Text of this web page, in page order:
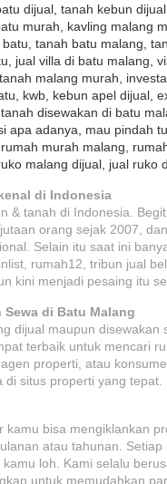
dijual, tanah kebun
murah, kavling malang
tanah batu malang,
jual villa di batu malang,
malang murah,
kwb, kebun apel dijual,
disewakan di batu
adanya, mau pindah
murah malang,
malang dijual, jual ruko
di Indonesia
& tanah di Indonesia.
orang sejak 2007,
Selain itu saat ini
rumah12, tribun jual
kini menjadi pesaing itu
di Batu Malang
dijual maupun disewakan
terbaik untuk mencari
agen properti, atau
situs properti yang tepat.
bisa mengiklankan
atau tahunan.
loh. Kami selalu
untuk memudahkan